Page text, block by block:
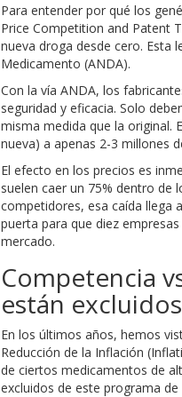
Para entender por qué los
Price Competition and Patent
nueva droga desde cero. Esta
Medicamento (ANDA).
Con la vía ANDA, los
seguridad y eficacia. Solo
misma medida que la original.
nueva) a apenas 2-3 millones
El efecto en los precios es
suelen caer un 75% dentro de
competidores, esa caída llega
puerta para que diez
mercado.
Competencia
están
En los últimos años, hemos
Reducción de la Inflación
de ciertos medicamentos de
excluidos de este programa de